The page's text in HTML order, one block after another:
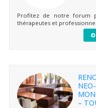
Profitez de notre forum
thérapeutes et
–